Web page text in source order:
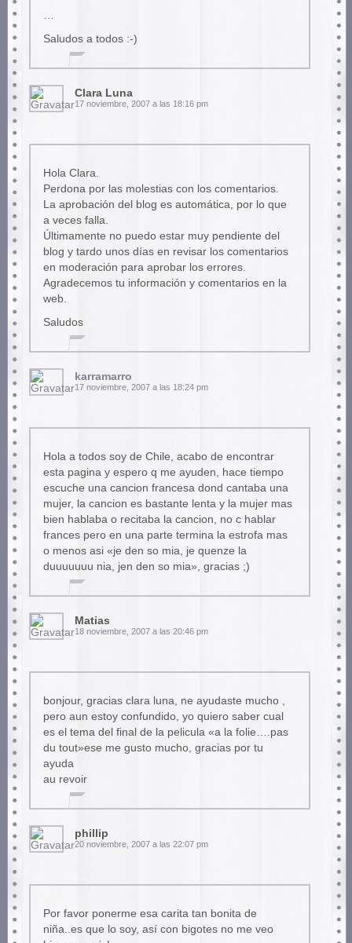
…
Saludos a todos :-)
Clara Luna
17 noviembre, 2007 a las 18:16 pm
Hola Clara.
Perdona por las molestias con los comentarios.
La aprobación del blog es automática, por lo que
a veces falla.
Últimamente no puedo estar muy pendiente del
blog y tardo unos días en revisar los comentarios
en moderación para aprobar los errores.
Agradecemos tu información y comentarios en la
web.
Saludos
karramarro
17 noviembre, 2007 a las 18:24 pm
Hola a todos soy de Chile, acabo de encontrar
esta pagina y espero q me ayuden, hace tiempo
escuche una cancion francesa dond cantaba una
mujer, la cancion es bastante lenta y la mujer mas
bien hablaba o recitaba la cancion, no c hablar
frances pero en una parte termina la estrofa mas
o menos asi «je den so mia, je quenze la
duuuuuuu nia, jen den so mia», gracias ;)
Matias
18 noviembre, 2007 a las 20:46 pm
bonjour, gracias clara luna, ne ayudaste mucho ,
pero aun estoy confundido, yo quiero saber cual
es el tema del final de la pelicula «a la folie….pas
du tout»ese me gusto mucho, gracias por tu
ayuda
au revoir
phillip
20 noviembre, 2007 a las 22:07 pm
Por favor ponerme esa carita tan bonita de
niña..es que lo soy, así con bigotes no me veo